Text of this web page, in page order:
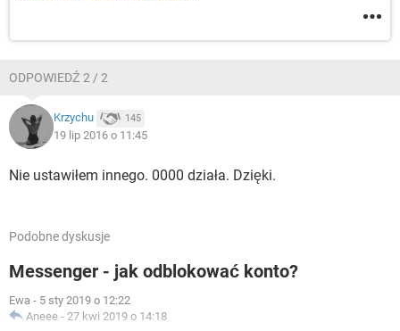
ODPOWIEDŹ 2 / 2
Krzychu 145
19 lip 2016 o 11:45
Nie ustawiłem innego. 0000 działa. Dzięki.
Podobne dyskusje
Messenger - jak odblokować konto?
Ewa - 5 sty 2019 o 12:22
Aneee - 27 kwi 2019 o 14:18